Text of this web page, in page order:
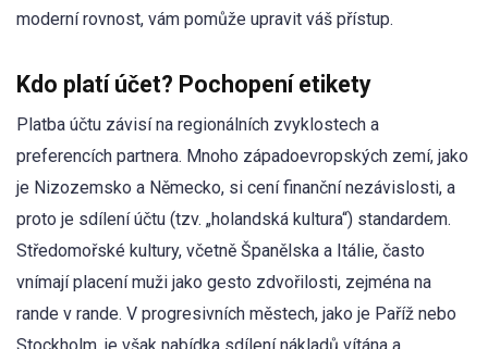
moderní rovnost, vám pomůže upravit váš přístup.
Kdo platí účet? Pochopení etikety
Platba účtu závisí na regionálních zvyklostech a
preferencích partnera. Mnoho západoevropských zemí, jako
je Nizozemsko a Německo, si cení finanční nezávislosti, a
proto je sdílení účtu (tzv. „holandská kultura“) standardem.
Středomořské kultury, včetně Španělska a Itálie, často
vnímají placení muži jako gesto zdvořilosti, zejména na
rande v rande. V progresivních městech, jako je Paříž nebo